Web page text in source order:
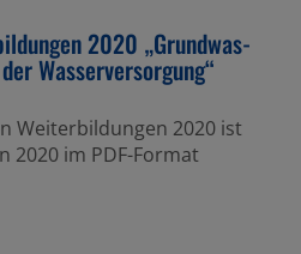
2020 „Grund­was­
Wasser­ver­sor­gung“
Weiter­bil­dungen 2020 ist
im PDF-Format